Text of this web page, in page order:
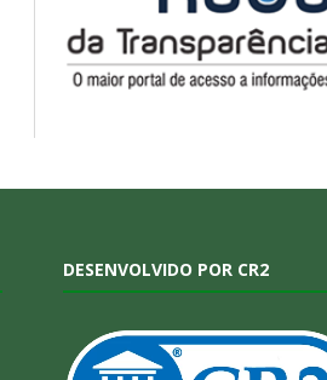
DESENVOLVIDO POR CR2